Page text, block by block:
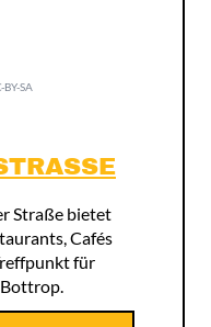
SA
Straße bietet
Cafés
für